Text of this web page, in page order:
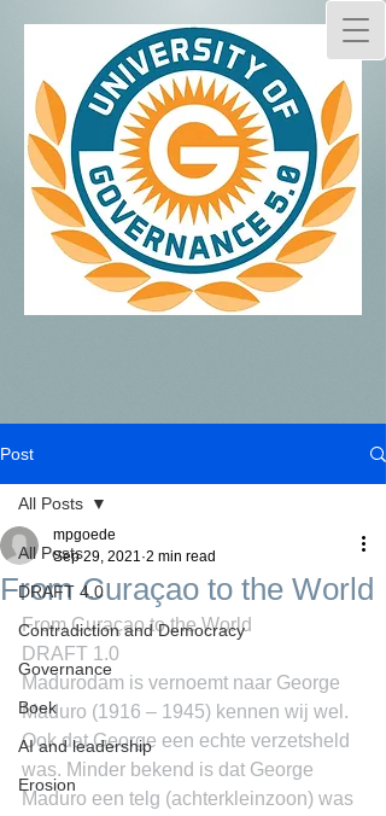
Post
All Posts
DRAFT 4.0
Contradiction and Democracy
Governance
Boek
AI and leadership
Erosion
All Posts
From Curaçao to the World
mpgoede
Sep 29, 2021 2 min read
From Curaçao to the World
DRAFT 1.0
Madurodam is vernoemt naar George
Maduro (1916 – 1945) kennen wij wel.
Ook dat George een echte verzetsheld
was. Minder bekend is dat George
Maduro een telg (achterkleinzoon) was